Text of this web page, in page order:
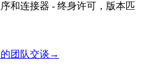
和连接器 - 终身许可，版本匹
团队交谈 →